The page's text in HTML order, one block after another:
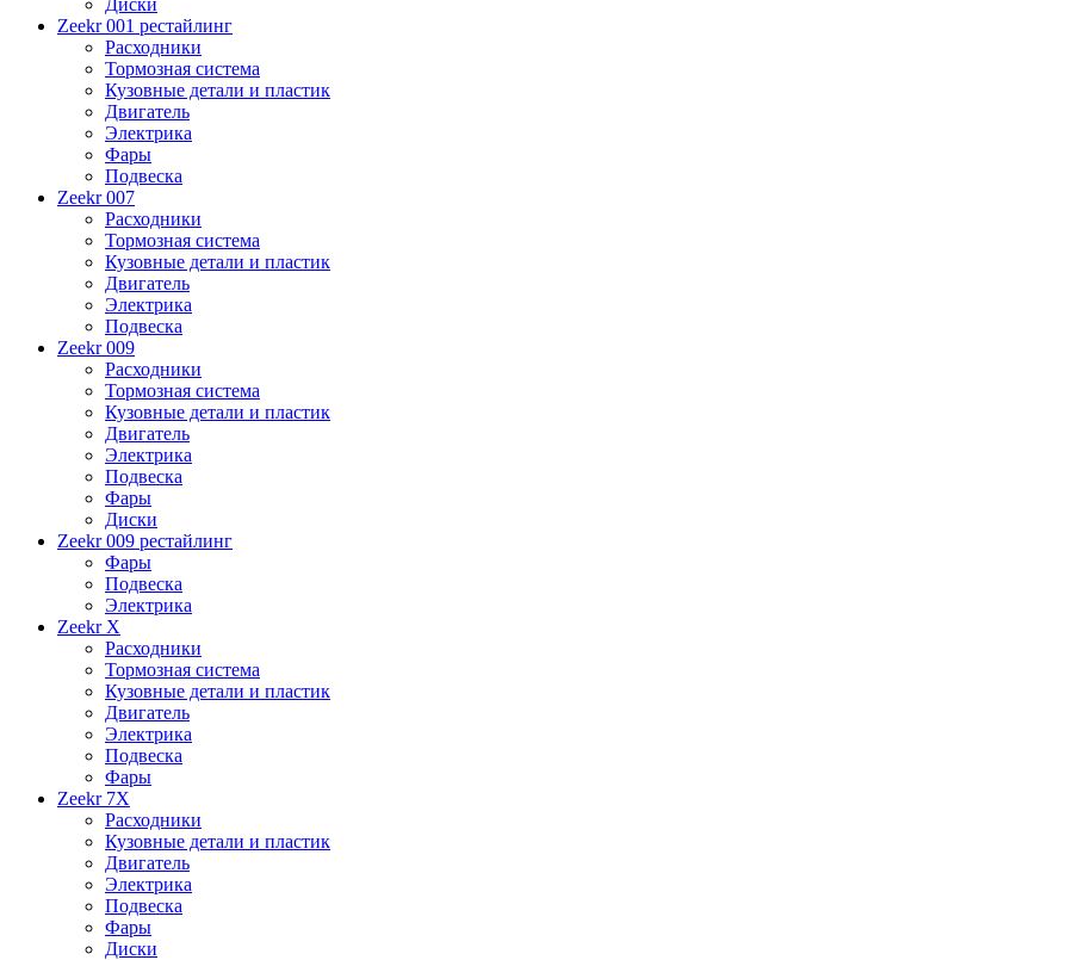
Диски
Zeekr 001 рестайлинг
Расходники
Тормозная система
Кузовные детали и пластик
Двигатель
Электрика
Фары
Подвеска
Zeekr 007
Расходники
Тормозная система
Кузовные детали и пластик
Двигатель
Электрика
Подвеска
Zeekr 009
Расходники
Тормозная система
Кузовные детали и пластик
Двигатель
Электрика
Подвеска
Фары
Диски
Zeekr 009 рестайлинг
Фары
Подвеска
Электрика
Zeekr X
Расходники
Тормозная система
Кузовные детали и пластик
Двигатель
Электрика
Подвеска
Фары
Zeekr 7X
Расходники
Кузовные детали и пластик
Двигатель
Электрика
Подвеска
Фары
Диски